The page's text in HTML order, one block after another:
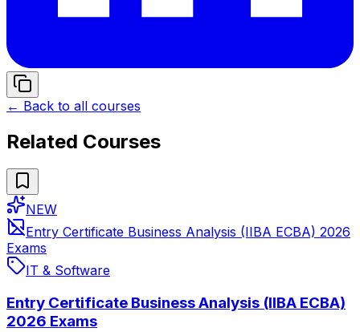
← Back to all courses
Related Courses
NEW
Entry Certificate Business Analysis (IIBA ECBA) 2026
Exams
IT & Software
Entry Certificate Business Analysis (IIBA ECBA)
2026 Exams